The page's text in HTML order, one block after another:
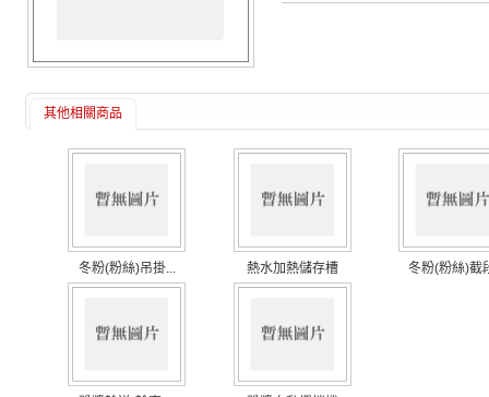
其他相關商品
冬粉(粉絲)吊掛... 熱水加熱儲存槽 冬粉(粉絲)截